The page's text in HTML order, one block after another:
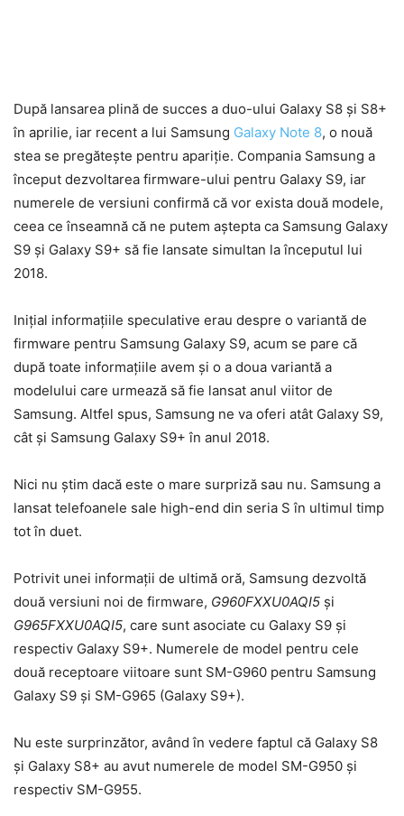
După lansarea plină de succes a duo-ului Galaxy S8 și S8+
în aprilie, iar recent a lui Samsung Galaxy Note 8, o nouă
stea se pregătește pentru apariție. Compania Samsung a
început dezvoltarea firmware-ului pentru Galaxy S9, iar
numerele de versiuni confirmă că vor exista două modele,
ceea ce înseamnă că ne putem aștepta ca Samsung Galaxy
S9 și Galaxy S9+ să fie lansate simultan la începutul lui
2018.
Inițial informațiile speculative erau despre o variantă de
firmware pentru Samsung Galaxy S9, acum se pare că
după toate informațiile avem și o a doua variantă a
modelului care urmează să fie lansat anul viitor de
Samsung. Altfel spus, Samsung ne va oferi atât Galaxy S9,
cât și Samsung Galaxy S9+ în anul 2018.
Nici nu știm dacă este o mare surpriză sau nu. Samsung a
lansat telefoanele sale high-end din seria S în ultimul timp
tot în duet.
Potrivit unei informații de ultimă oră, Samsung dezvoltă
două versiuni noi de firmware, G960FXXU0AQI5 și
G965FXXU0AQI5, care sunt asociate cu Galaxy S9 și
respectiv Galaxy S9+. Numerele de model pentru cele
două receptoare viitoare sunt SM-G960 pentru Samsung
Galaxy S9 și SM-G965 (Galaxy S9+).
Nu este surprinzător, având în vedere faptul că Galaxy S8
și Galaxy S8+ au avut numerele de model SM-G950 și
respectiv SM-G955.